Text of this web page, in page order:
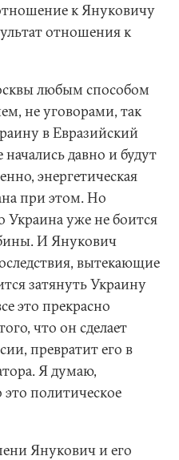
к Януковичу
отношения к
любым способом
не уговорами, так
в Евразийский
давно и будут
энергетическая
при этом. Но
уже не боится
И Янукович
вытекающие
затянуть Украину
это прекрасно
что он сделает
превратит его в
Я думаю,
политическое
Янукович и его